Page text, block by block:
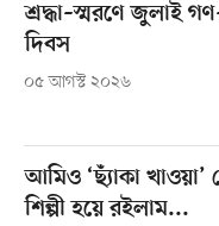
শ্রদ্ধা–স্মরণে জুলাই
দিবস
০৫ আগস্ট ২০২৬
আমিও ‘ছ্যাঁকা খাওয়া’
শিল্পী হয়ে রইলাম...